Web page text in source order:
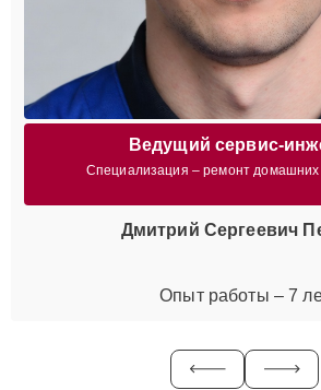
Ведущий сервис-
Специализация – ремонт домашних
Дмитрий Сергеевич
Опыт работы – 7